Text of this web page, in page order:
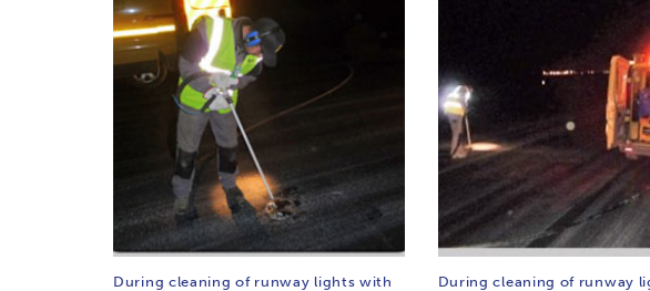
During cleaning of runway lights with
During cleaning of runway